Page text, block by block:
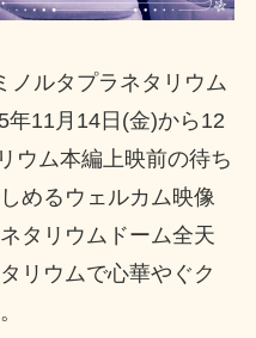
ノルタプラネタリウム
年11月14日(金)から12
ウム本編上映前の待ち
めるウェルカム映像
タリウムドーム全天
リウムで心華やぐク